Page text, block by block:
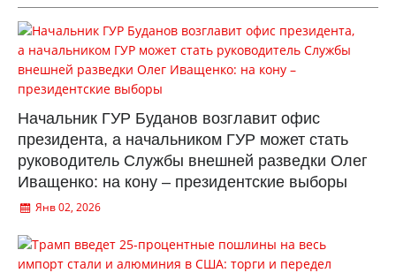
Начальник ГУР Буданов возглавит офис
президента, а начальником ГУР может стать
руководитель Службы внешней разведки Олег
Иващенко: на кону – президентские выборы
Янв 02, 2026